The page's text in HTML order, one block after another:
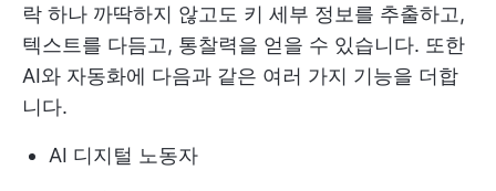
락 하나 까딱하지 않고도 키 세부 정보를 추출하고,
텍스트를 다듬고, 통찰력을 얻을 수 있습니다. 또한
AI와 자동화에 다음과 같은 여러 가지 기능을 더합
니다.
AI 디지털 노동자